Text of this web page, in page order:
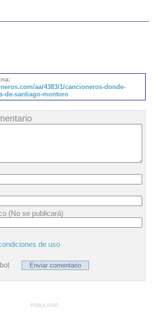
aa/4383/1/cancioneros-donde-
de-santiago-montoro
(No se publicará)
de uso
PUBLICIDAD